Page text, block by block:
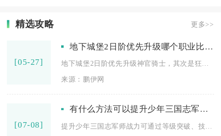
精选攻略 更多>>
[05-27]
地下城堡2日阶优先升级哪个职业比较合适
来源：鹏伊网
[07-08]
有什么方法可以提升少年三国志军师的战力